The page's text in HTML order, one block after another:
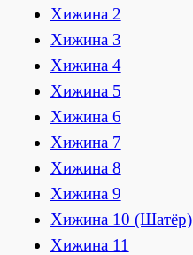
Хижина 2
Хижина 3
Хижина 4
Хижина 5
Хижина 6
Хижина 7
Хижина 8
Хижина 9
Хижина 10 (Шатёр)
Хижина 11